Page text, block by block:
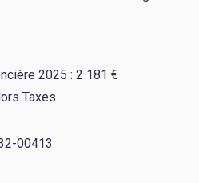
2025 : 2 181 €
Taxes
00413